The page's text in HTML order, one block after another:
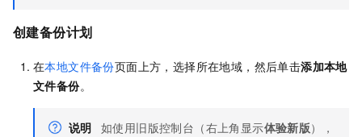
创建备份计划
在本地文件备份页面上方，选择所在地域，然后单击添加本地
文件备份。
说明 如使用旧版控制台（右上角显示体验新版），